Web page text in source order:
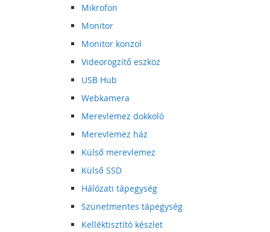
Mikrofon
Monitor
Monitor konzol
Videorögzítő eszköz
USB Hub
Webkamera
Merevlemez dokkoló
Merevlemez ház
Külső merevlemez
Külső SSD
Hálózati tápegység
Szünetmentes tápegység
Kelléktisztító készlet